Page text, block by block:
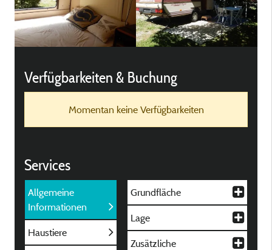
Verfügbarkeiten & Buchung
Momentan keine Verfügbarkeiten
Services
Allgemeine
Informationen
Haustiere
Grundfläche
Lage
Zusätzliche